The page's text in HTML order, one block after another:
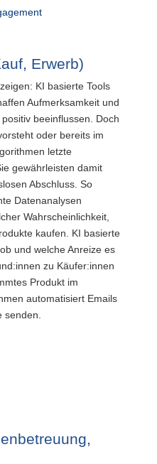
Erwerb)
KI basierte Tools
Aufmerksamkeit und
beeinflussen. Doch
oder bereits im
letzte
gewährleisten damit
Abschluss. So
Datenanalysen
Wahrscheinlichkeit,
kaufen. KI basierte
und welche Anreize es
zu Käufer:innen
Produkt im
automatisiert Emails